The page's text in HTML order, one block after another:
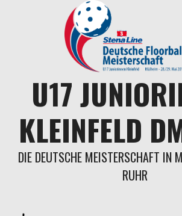
U17
KLEINFELD
DIE DEUTSCHE MEISTERSCHAFT IN
RUHR